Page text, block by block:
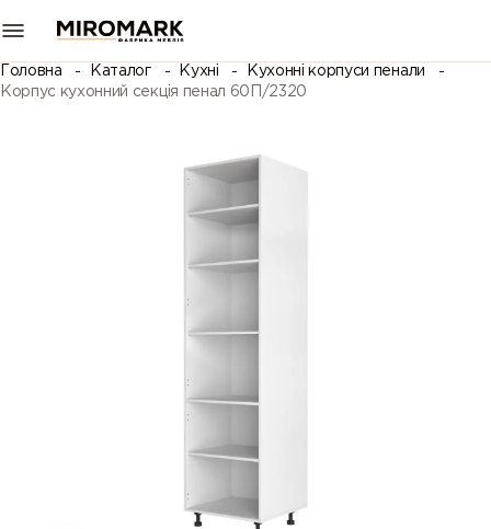
Головна Каталог Кухні
Кухонні корпуси пенали
Корпус кухонний секція пенал 60П/2320